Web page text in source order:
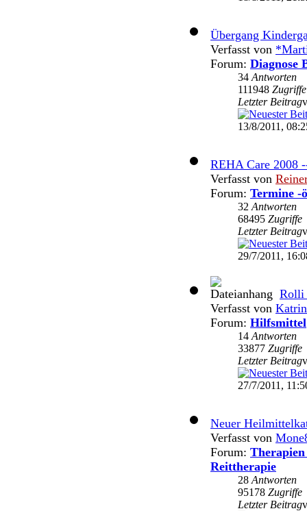
Übergang
Verfasst von
Forum: Diagnose
34 Antworten
111948 Zugriffe
Letzter Beitrag
13/8/2011,
REHA Care 2008
Verfasst von
Forum: Termine -
32 Antworten
68495 Zugriffe
Letzter Beitrag
29/7/2011,
Rolli
Verfasst von
Forum: Hilfsmittel
14 Antworten
33877 Zugriffe
Letzter Beitrag
27/7/2011,
Neuer
Verfasst von
Forum:
Reittherapie
28 Antworten
95178 Zugriffe
Letzter Beitrag